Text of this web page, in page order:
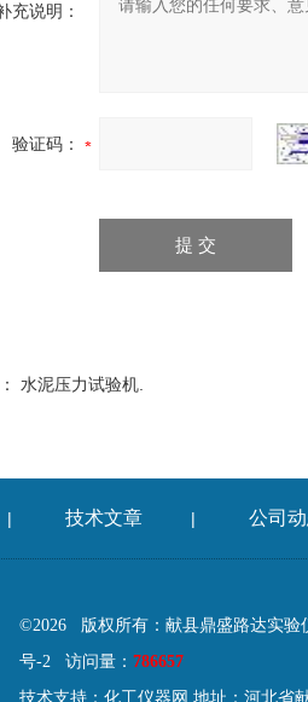
充说明：
验证码：
水泥压力试验机.
| 技术文章 | 公司
©2026 版权所有：献县鼎盛路达实验
号-2 访问量： 786657
技术支持： 化工仪器网 地址：河北省